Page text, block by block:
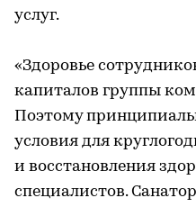
услуг.
«Здоровье
капиталов группы
Поэтому
условия для
и восстановления
специалистов.